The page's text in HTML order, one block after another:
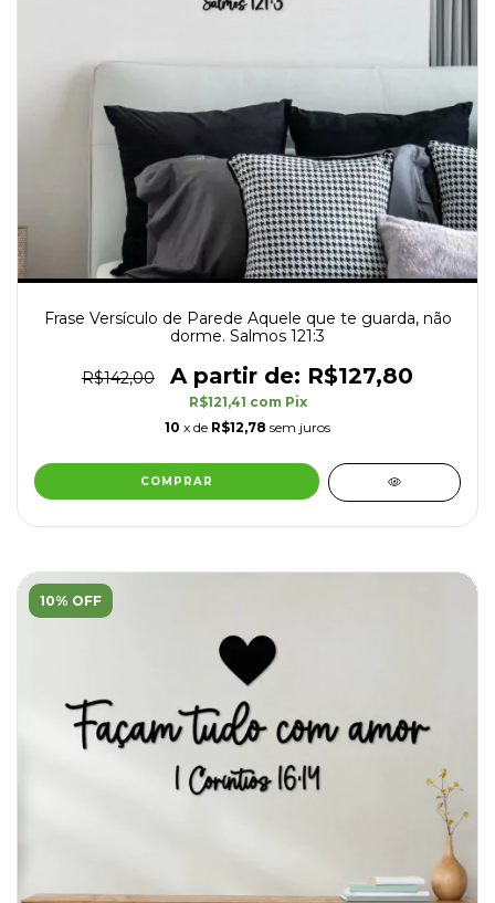
Frase Versículo de Parede Aquele que te guarda, não
dorme. Salmos 121:3
R$142,00 R$127,80
R$121,41 com Pix
10 x de R$12,78 sem juros
COMPRAR
10% OFF